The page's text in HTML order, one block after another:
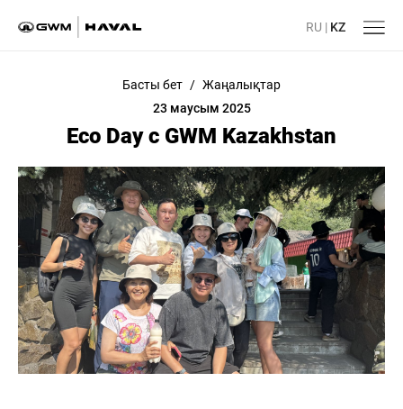
RU | KZ
Басты бет / Жаңалықтар
23 маусым 2025
Eco Day с GWM Kazakhstan